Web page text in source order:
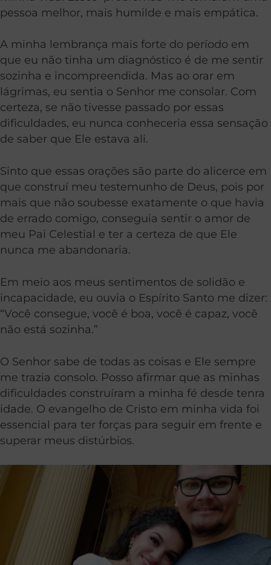
pessoa melhor, mais humilde e mais empática.
A minha lembrança mais forte do período em
que eu não tinha um diagnóstico é de me sentir
sozinha e incompreendida. Mas ao orar em
lágrimas, eu sentia o Senhor me consolar. Com
certeza, se não tivesse passado por essas
dificuldades, eu nunca conheceria essa sensação
de saber que Ele estava ali.
Sinto que essas orações são parte do alicerce em
que construí meu testemunho de Deus, pois por
mais que não soubesse exatamente o que havia
de errado comigo, conseguia sentir o amor de
meu Pai Celestial e ter a certeza de que Ele
nunca me abandonaria.
Em meio aos meus sentimentos de solidão e
incapacidade, eu ouvia o Espírito Santo me dizer:
“Você consegue, você é boa, você é capaz, você
não está sozinha.”
O Senhor sabe de todas as coisas e Ele sempre
me trazia consolo. Posso afirmar que as minhas
dificuldades construíram a minha fé desde tenra
idade. O evangelho de Cristo em minha vida foi
essencial para ter forças para seguir em frente e
superar meus distúrbios.